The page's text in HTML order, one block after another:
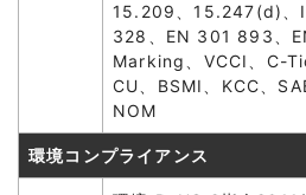
15.209、15.247(d)、
328、EN 301 893、
Marking、VCCI、C-
CU、BSMI、KCC、
NOM
環境コンプライアンス